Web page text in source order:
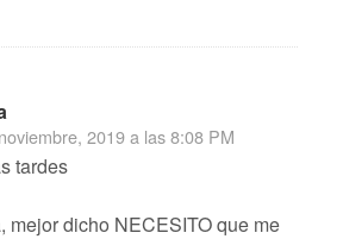
2019 a las 8:08 PM
tardes
mejor dicho NECESITO que me